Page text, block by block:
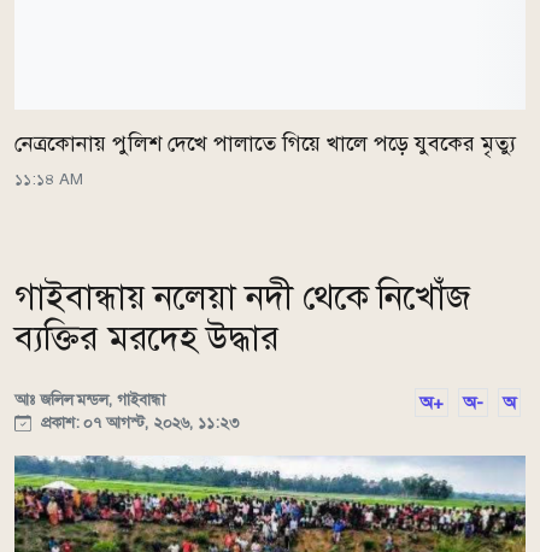
নেত্রকোনায় পুলিশ দেখে পালাতে গিয়ে খালে পড়ে যুবকের মৃত্যু
১১:১৪ AM
গাইবান্ধায় নলেয়া নদী থেকে নিখোঁজ
ব্যক্তির মরদেহ উদ্ধার
আঃ জলিল মন্ডল, গাইবান্ধা
প্রকাশ: ০৭ আগস্ট, ২০২৬, ১১:২৩
অ+ অ- অ